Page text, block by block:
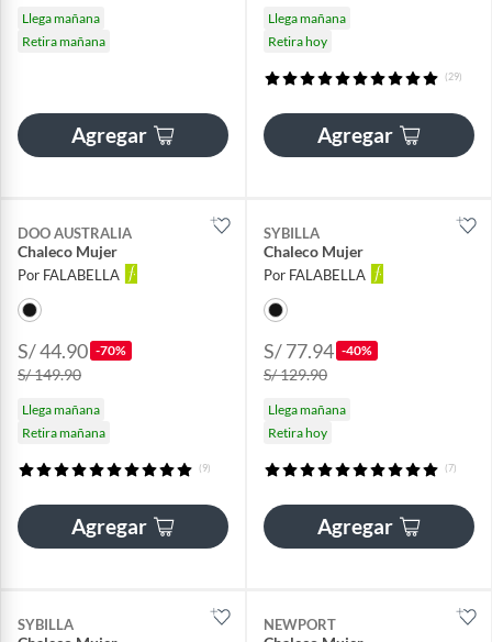
Llega mañana
Retira mañana
Agregar
Llega mañana
Retira hoy
(29)
Agregar
DOO AUSTRALIA
Chaleco Mujer
Por FALABELLA
S/ 44.90 -70%
S/ 149.90
Llega mañana
Retira mañana
(9)
Agregar
SYBILLA
Chaleco Mujer
Por FALABELLA
S/ 77.94 -40%
S/ 129.90
Llega mañana
Retira hoy
(7)
Agregar
SYBILLA NEWPORT